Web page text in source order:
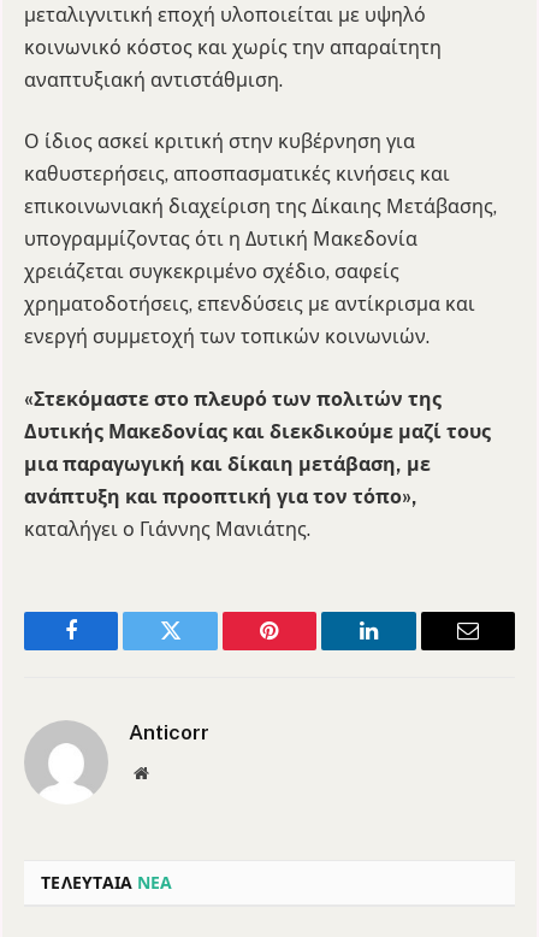
μεταλιγνιτική εποχή υλοποιείται με υψηλό
κοινωνικό κόστος και χωρίς την απαραίτητη
αναπτυξιακή αντιστάθμιση.
Ο ίδιος ασκεί κριτική στην κυβέρνηση για
καθυστερήσεις, αποσπασματικές κινήσεις και
επικοινωνιακή διαχείριση της Δίκαιης Μετάβασης,
υπογραμμίζοντας ότι η Δυτική Μακεδονία
χρειάζεται συγκεκριμένο σχέδιο, σαφείς
χρηματοδοτήσεις, επενδύσεις με αντίκρισμα και
ενεργή συμμετοχή των τοπικών κοινωνιών.
«Στεκόμαστε στο πλευρό των πολιτών της
Δυτικής Μακεδονίας και διεκδικούμε μαζί τους
μια παραγωγική και δίκαιη μετάβαση, με
ανάπτυξη και προοπτική για τον τόπο»,
καταλήγει ο Γιάννης Μανιάτης.
Facebook Twitter Pinterest LinkedIn Email
Anticorr
Website
ΤΕΛΕΥΤΑΙΑ ΝΕΑ